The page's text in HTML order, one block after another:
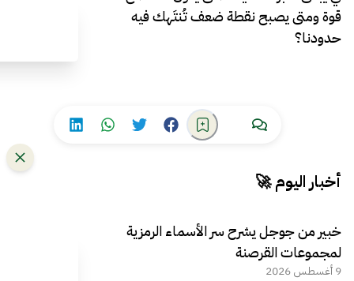
قوة ومتى يصبح نقطة ضعف تُنتَهك فيه
حدودنا؟
أخبار اليوم 🚀
خبير من جوجل يشرح سر الأسماء الرمزية
لمجموعات القرصنة
9 أغسطس 2026